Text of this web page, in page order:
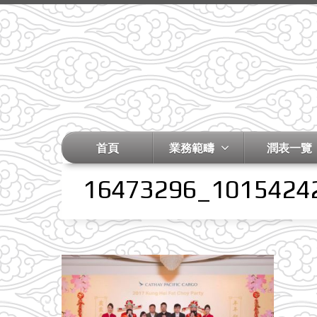
首頁 業務範疇 潤表一覽